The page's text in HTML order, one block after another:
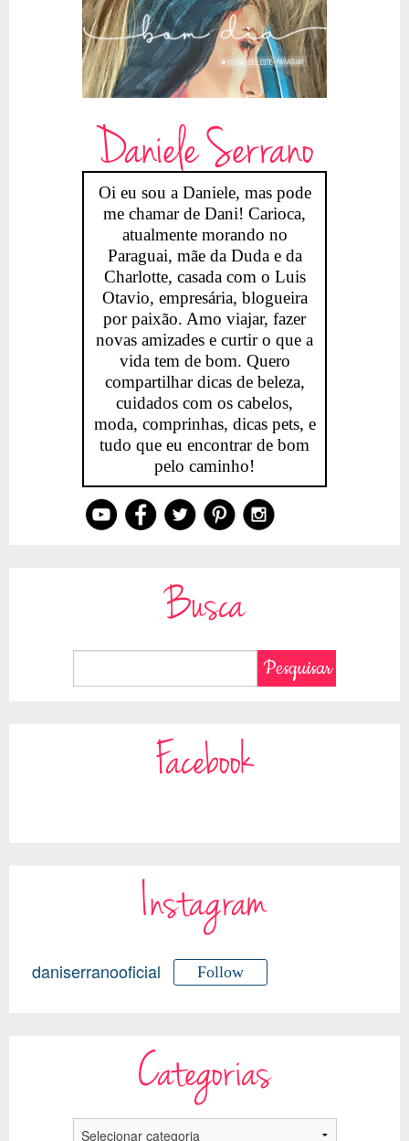
Daniele Serrano
Oi eu sou a Daniele, mas pode
me chamar de Dani! Carioca,
atualmente morando no
Paraguai, mãe da Duda e da
Charlotte, casada com o Luis
Otavio, empresária, blogueira
por paixão. Amo viajar, fazer
novas amizades e curtir o que a
vida tem de bom. Quero
compartilhar dicas de beleza,
cuidados com os cabelos,
moda, comprinhas, dicas pets, e
tudo que eu encontrar de bom
pelo caminho!
Busca
Facebook
Instagram
daniserranooficial Follow
Categorias